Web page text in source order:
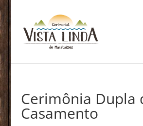
Cerimônia Dupla
Casamento